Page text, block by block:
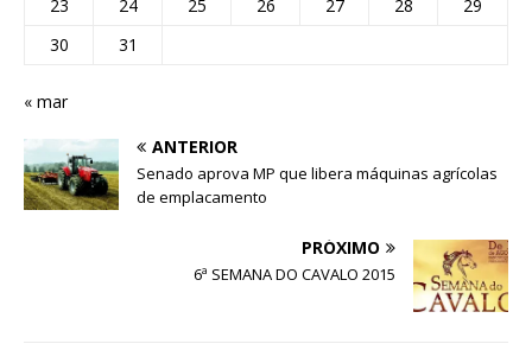
23 24 25 26 27 28
29
30
31
« mar
ANTERIOR
Senado aprova MP que libera máquinas agrícolas
de emplacamento
PRÓXIMO
6ª SEMANA DO CAVALO 2015